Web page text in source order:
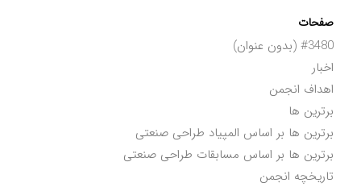
صفحات
#3480 (بدون عنوان)
اخبار
اهداف انجمن
برترین ها
برترین ها بر اساس المپیاد طراحی صنعتی
برترین ها بر اساس مسابقات طراحی صنعتی
تاریخچه انجمن